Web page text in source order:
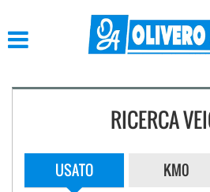
ASSISTENZA
RICERCA
USATO KM0